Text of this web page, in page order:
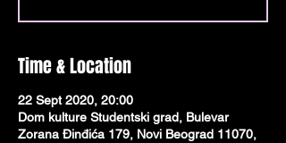
Time & Location
22 Sept 2020, 20:00
Dom kulture Studentski grad, Bulevar
Zorana Đinđića 179, Novi Beograd 11070,